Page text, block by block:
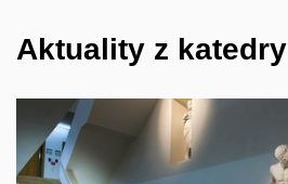
Aktuality z katedry